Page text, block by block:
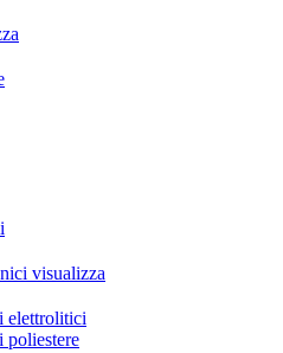
visualizza
elettrolitici
poliestere